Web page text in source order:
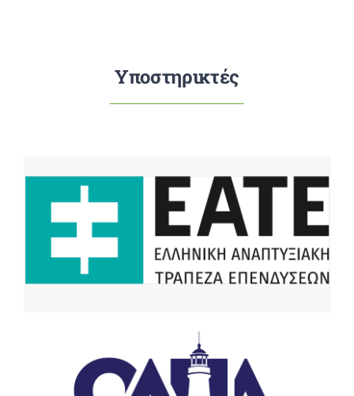
Υποστηρικτές